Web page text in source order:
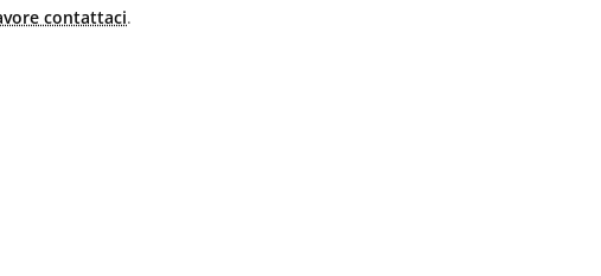
contattaci.